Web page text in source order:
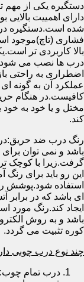
دستگیره یکی از مهم
دارای اهمییت
شده است.دستگیره
فشاری (تاچ)موجود
بالا کاربردی تر
درب ها نصب می شود؛
اضطراری به راحتی
عملکرد آن به گونه
کافیست.در هنگام
مختل و یا خود به
کند.
رنگ درب ضد حریق:در
باشد و نمی توان
گرفت.زیرا با کوچک
این رو باید برای
استفاده شود.پوشش
ای باشد که در برابر
ایجاد کند.رنگ
باشد و به روش
کوره تثبیت می گردد.
چند نوع درب چوبی
درب تمام